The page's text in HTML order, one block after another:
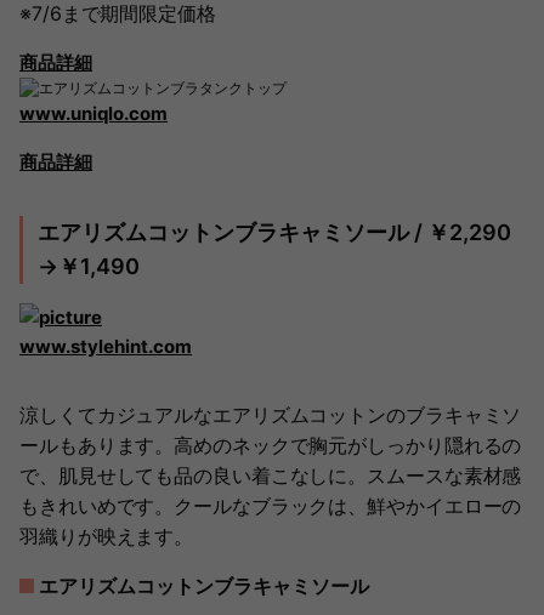
※7/6まで期間限定価格
商品詳細
www.uniqlo.com
商品詳細
エアリズムコットンブラキャミソール / ￥2,290
→￥1,490
www.stylehint.com
涼しくてカジュアルなエアリズムコットンのブラキャミソ
ールもあります。高めのネックで胸元がしっかり隠れるの
で、肌見せしても品の良い着こなしに。スムースな素材感
もきれいめです。クールなブラックは、鮮やかイエローの
羽織りが映えます。
エアリズムコットンブラキャミソール